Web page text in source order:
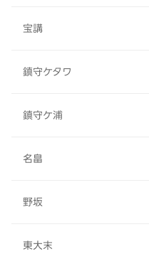
宝講
鎮守ケタワ
鎮守ケ浦
名畠
野坂
東大末